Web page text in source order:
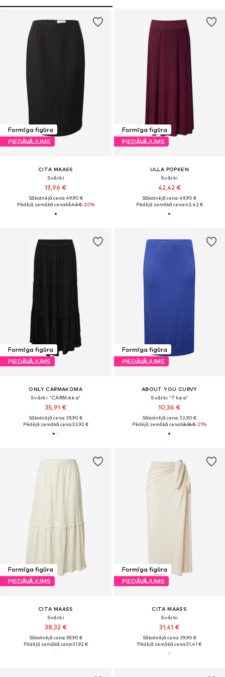
Formīga figūra
PIEDĀVĀJUMS
CITA MAASS
Svārki
13,96 €
Sākotnējā cena: 49,90 €
Pēdējā zemākā cena:17,43 €-20%
Formīga figūra
PIEDĀVĀJUMS
ULLA POPKEN
Svārki
42,42 €
Sākotnējā cena: 49,90 €
Pēdējā zemākā cena:42,42 €
Formīga figūra
PIEDĀVĀJUMS
ONLY CARMAKOMA
Svārki 'CARMikka'
35,91 €
Sākotnējā cena: 39,90 €
Pēdējā zemākā cena:33,92 €
Formīga figūra
PIEDĀVĀJUMS
ABOUT YOU CURVY
Svārki 'Thea'
10,36 €
Sākotnējā cena: 32,90 €
Pēdējā zemākā cena:13,16 €-21%
Formīga figūra
PIEDĀVĀJUMS
CITA MAASS
Svārki
38,32 €
Sākotnējā cena: 59,90 €
Pēdējā zemākā cena:31,92 €
Formīga figūra
PIEDĀVĀJUMS
CITA MAASS
Svārki
31,41 €
Sākotnējā cena: 39,90 €
Pēdējā zemākā cena:31,41 €